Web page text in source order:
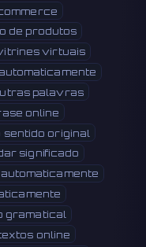
de produtos
virtuais
palavras
online
sentido original
significado
gramatical
online